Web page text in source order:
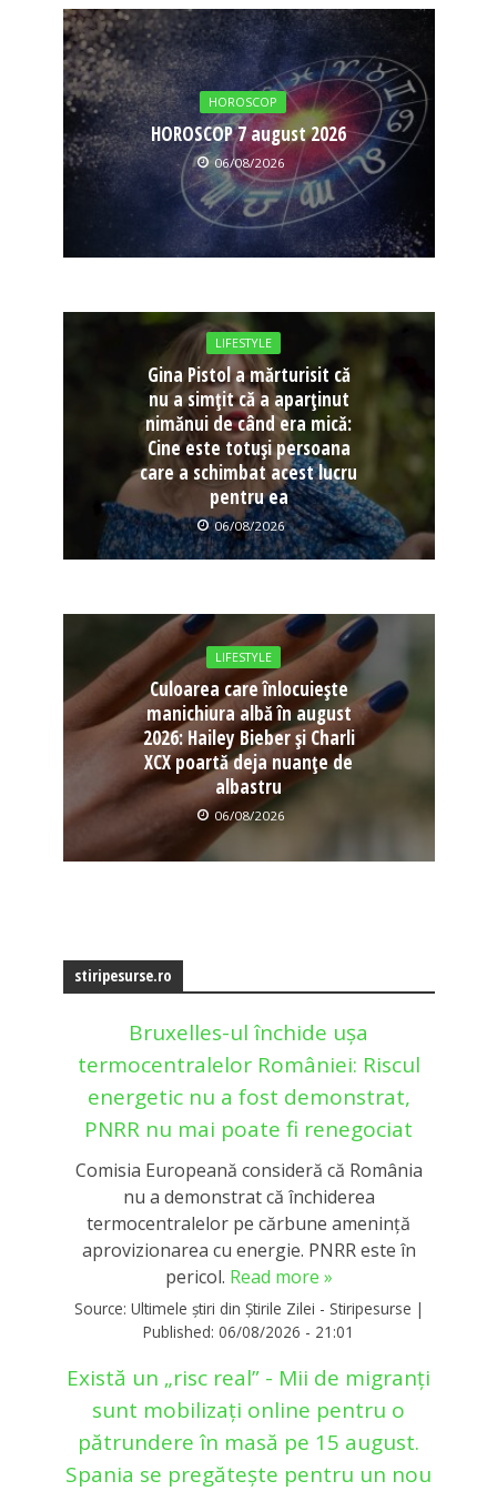
HOROSCOP
HOROSCOP 7 august 2026
06/08/2026
LIFESTYLE
Gina Pistol a mărturisit că
nu a simțit că a aparținut
nimănui de când era mică:
Cine este totuși persoana
care a schimbat acest lucru
pentru ea
06/08/2026
LIFESTYLE
Culoarea care înlocuiește
manichiura albă în august
2026: Hailey Bieber și Charli
XCX poartă deja nuanțe de
albastru
06/08/2026
stiripesurse.ro
Bruxelles-ul închide ușa
termocentralelor României: Riscul
energetic nu a fost demonstrat,
PNRR nu mai poate fi renegociat
Comisia Europeană consideră că România
nu a demonstrat că închiderea
termocentralelor pe cărbune amenință
aprovizionarea cu energie. PNRR este în
pericol. Read more »
Source: Ultimele știri din Știrile Zilei - Stiripesurse |
Published: 06/08/2026 - 21:01
Există un „risc real” - Mii de migranți
sunt mobilizați online pentru o
pătrundere în masă pe 15 august.
Spania se pregătește pentru un nou